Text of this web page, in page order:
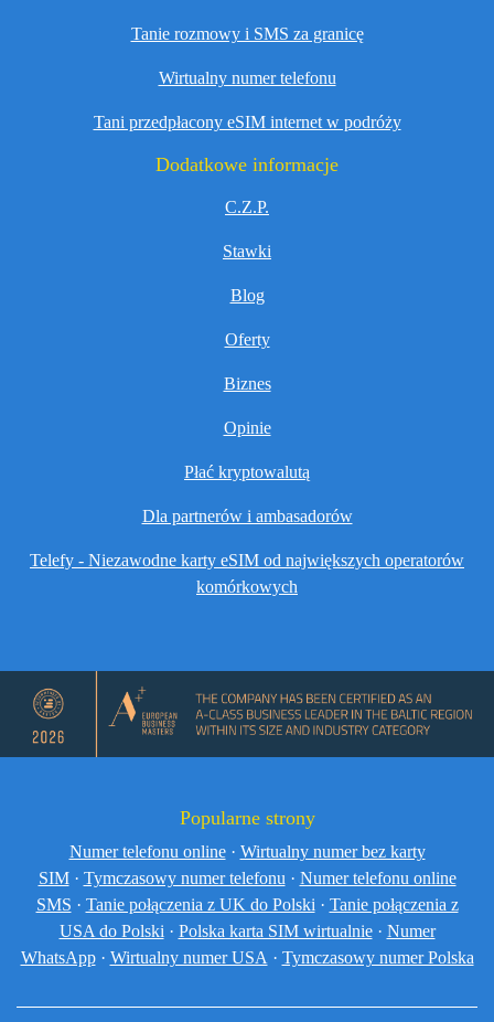
Tanie rozmowy i SMS za granicę
Wirtualny numer telefonu
Tani przedpłacony eSIM internet w podróży
Dodatkowe informacje
C.Z.P.
Stawki
Blog
Oferty
Biznes
Opinie
Płać kryptowalutą
Dla partnerów i ambasadorów
Telefy - Niezawodne karty eSIM od największych operatorów
komórkowych
Popularne strony
Numer telefonu online · Wirtualny numer bez karty
SIM · Tymczasowy numer telefonu · Numer telefonu online
SMS · Tanie połączenia z UK do Polski · Tanie połączenia z
USA do Polski · Polska karta SIM wirtualnie · Numer
WhatsApp · Wirtualny numer USA · Tymczasowy numer Polska